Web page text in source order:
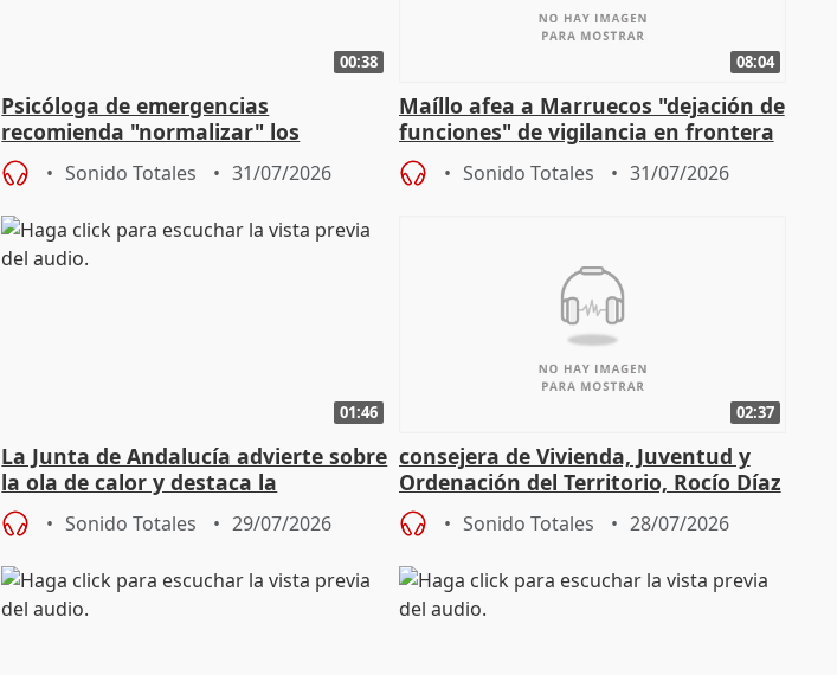
00:38
Psicóloga de emergencias
recomienda "normalizar" los
síntomas tras sufrir un incendio
Sonido Totales 31/07/2026
08:04
Maíllo afea a Marruecos "dejación de
funciones" de vigilancia en frontera
con Ceuta
Sonido Totales 31/07/2026
01:46
La Junta de Andalucía advierte sobre
la ola de calor y destaca la
importancia de la prevención
Sonido Totales 29/07/2026
02:37
consejera de Vivienda, Juventud y
Ordenación del Territorio, Rocío Díaz
Sonido Totales 28/07/2026